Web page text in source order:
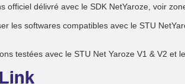
officiel délivré avec le SDK NetYaroze, voir
les softwares compatibles avec le STU
testées avec le STU Net Yaroze V1 & V2 et